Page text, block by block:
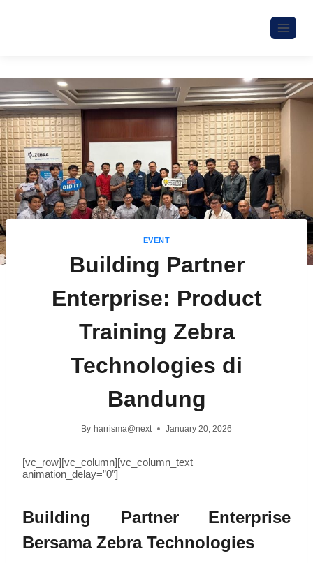
EVENT
Building Partner
Enterprise: Product
Training Zebra
Technologies di
Bandung
By harrisma@next January 20, 2026
[vc_row][vc_column][vc_column_text
animation_delay=”0″]
Building Partner Enterprise
Bersama Zebra Technologies